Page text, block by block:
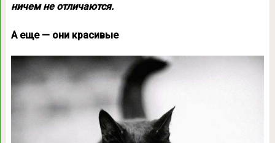
ничем не отличаются.
А еще — они красивые